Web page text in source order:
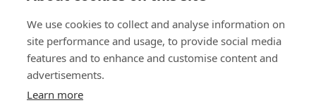
In English
Standardavtal
Snabblänkar
We use cookies to collect and analyse information on
site performance and usage, to provide social media
features and to enhance and customise content and
advertisements.
Learn more